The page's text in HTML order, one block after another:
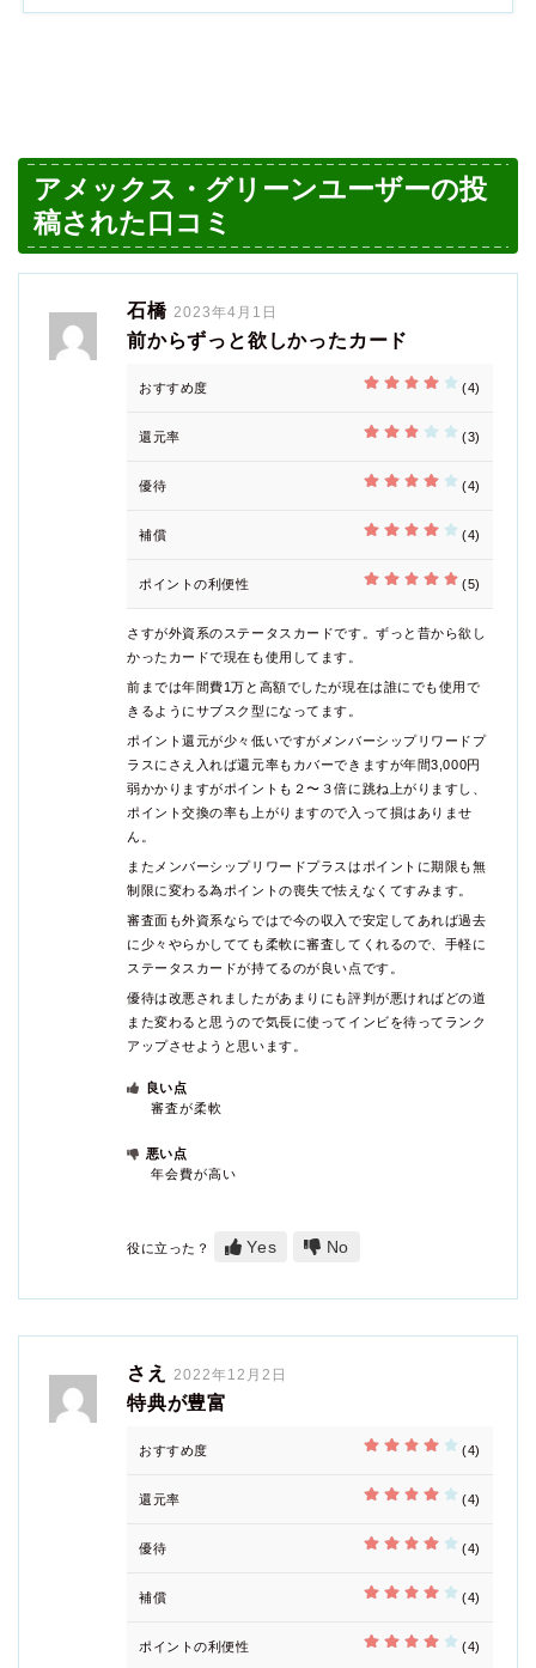
アメックス・グリーンユーザーの投
稿された口コミ
石橋 2023年4月1日
前からずっと欲しかったカード
(4)
おすすめ度
(3)
還元率
(4)
優待
(4)
補償
(5)
ポイントの利便性
さすが外資系のステータスカードです。ずっと昔から欲し
かったカードで現在も使用してます。
前までは年間費1万と高額でしたが現在は誰にでも使用で
きるようにサブスク型になってます。
ポイント還元が少々低いですがメンバーシップリワードプ
ラスにさえ入れば還元率もカバーできますが年間3,000円
弱かかりますがポイントも２〜３倍に跳ね上がりますし、
ポイント交換の率も上がりますので入って損はありませ
ん。
またメンバーシップリワードプラスはポイントに期限も無
制限に変わる為ポイントの喪失で怯えなくてすみます。
審査面も外資系ならではで今の収入で安定してあれば過去
に少々やらかしてても柔軟に審査してくれるので、手軽に
ステータスカードが持てるのが良い点です。
優待は改悪されましたがあまりにも評判が悪ければどの道
また変わると思うので気長に使ってインビを待ってランク
アップさせようと思います。
良い点
審査が柔軟
悪い点
年会費が高い
役に立った？ Yes No
さえ 2022年12月2日
特典が豊富
(4)
おすすめ度
(4)
還元率
(4)
優待
(4)
補償
(4)
ポイントの利便性